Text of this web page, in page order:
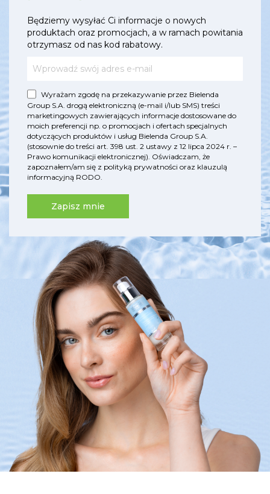
Będziemy wysyłać Ci informacje o nowych
produktach oraz promocjach, a w ramach powitania
otrzymasz od nas kod rabatowy.
Wyrażam zgodę na przekazywanie przez Bielenda
Group S.A. drogą elektroniczną (e-mail i/lub SMS) treści
marketingowych zawierających informacje dostosowane do
moich preferencji np. o promocjach i ofertach specjalnych
dotyczących produktów i usług Bielenda Group S.A.
(stosownie do treści art. 398 ust. 2 ustawy z 12 lipca 2024 r. –
Prawo komunikacji elektronicznej). Oświadczam, że
zapoznałem/am się z polityką prywatności oraz klauzulą
informacyjną RODO
Zapisz mnie